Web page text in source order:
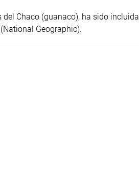
Chaco (guanaco), ha sido incluida
Geographic).